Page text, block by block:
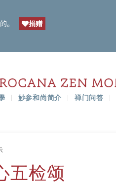
。 捐赠
妙参和尚简介 禅门问答
五检颂